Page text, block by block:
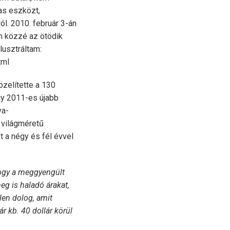
eszközt,
2010. február 3-án
közzé az ötödik
a 130
2011-es újabb
a négy és fél évvel
a meggyengült
is haladó árakat,
dolog, amit
kb. 40 dollár körül